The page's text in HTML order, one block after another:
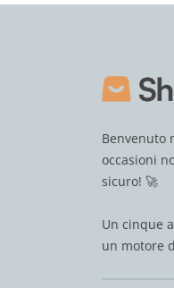
Benvenuto
occasioni
sicuro! 🚀
Un cinque
un motore